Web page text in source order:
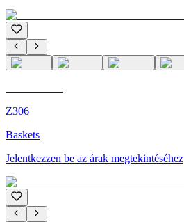
Z306
Baskets
Jelentkezzen be az árak megtekintéséhez